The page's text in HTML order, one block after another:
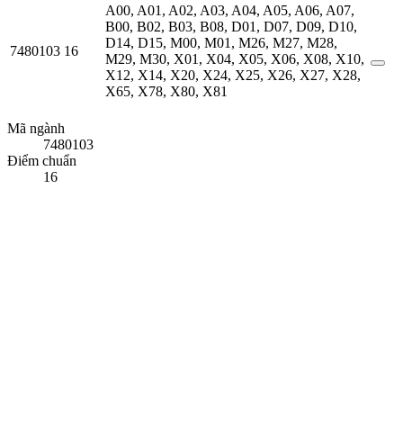
7480103 16
A00, A01, A02, A03, A04, A05, A06, A07,
B00, B02, B03, B08, D01, D07, D09, D10,
D14, D15, M00, M01, M26, M27, M28,
M29, M30, X01, X04, X05, X06, X08, X10,
X12, X14, X20, X24, X25, X26, X27, X28,
X65, X78, X80, X81
Mã ngành
7480103
Điểm chuẩn
16